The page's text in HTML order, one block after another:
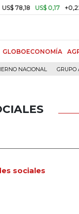
US$ 0,17 +0,22%
GLOBOECONOMÍA
NACIONAL GRUPO
sociales